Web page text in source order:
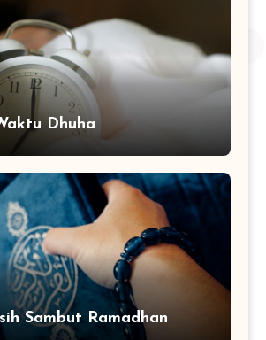
Dhuha
Sambut Ramadhan